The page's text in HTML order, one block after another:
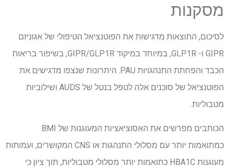
מסקנות
לסיכום, התוצאות מדגישות את הפוטנציאל הטיפולי של אגוניזם
GIPR ו- GLP1R, במיוחד במיקוד GIPR/GLP1R, בשיפור בריאות
הכבד והפחתת התנהגויות PAU. היתרונות שנצפו מדגישים את
הפוטנציאל של סוכנים אלה לטפל בנטל של AUDS ושילוביות
מטבוליות.
הכותבים מפרשים את האסוציאציות המעוגנות של BMI
כמתואמות יותר עם מסלולי התנהגות או CNS המקושרים, ועמותות
מעוגנות HBA1C כתואמות יותר מסלולי מטבוליות, תוך ציון כי